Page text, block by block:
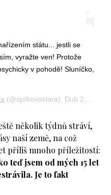
státu... jestli se
vyražte ven! Protože
v pohodě! Sluníčko,
(@spilkovaklara), Dub 2, 2020 v 12:56 PDT
několik týdnů stráví,
naší země, na což
příliš mnoho příležitostí:
teď jsem od mých 15 let
Je to fakt